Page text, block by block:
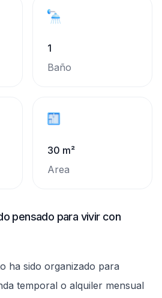
1
Baño
30 m²
Area
pensado para vivir con
ha sido organizado para
temporal o alquiler mensual